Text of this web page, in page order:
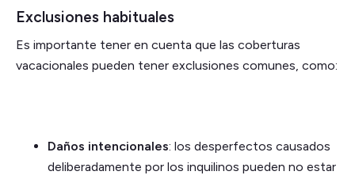
Exclusiones habituales
Es importante tener en cuenta que las coberturas
vacacionales pueden tener exclusiones comunes, como:
Daños intencionales: los desperfectos causados
deliberadamente por los inquilinos pueden no estar